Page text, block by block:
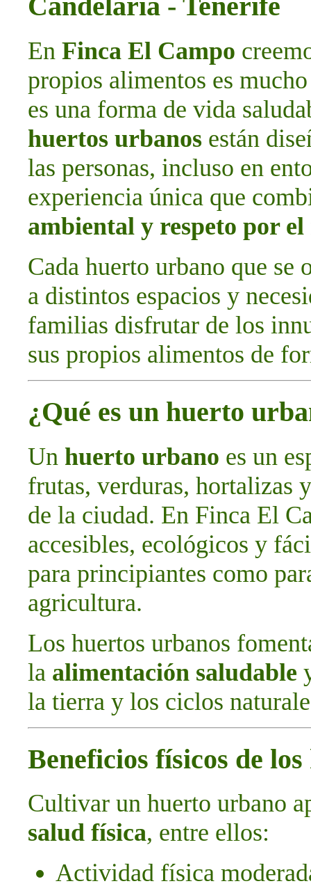
En Finca El Campo
propios alimentos es
es una forma de vida
huertos urbanos están
las personas, incluso en
experiencia única que
ambiental y respeto por
Cada huerto urbano que se
a distintos espacios y
familias disfrutar de los
sus propios alimentos de
¿Qué es un huerto
Un huerto urbano es un
frutas, verduras, hortalizas
de la ciudad. En Finca El
accesibles, ecológicos y
para principiantes como
agricultura.
Los huertos urbanos
la alimentación saludable
la tierra y los ciclos
Beneficios físicos de
Cultivar un huerto urbano
salud física, entre ellos:
Actividad física